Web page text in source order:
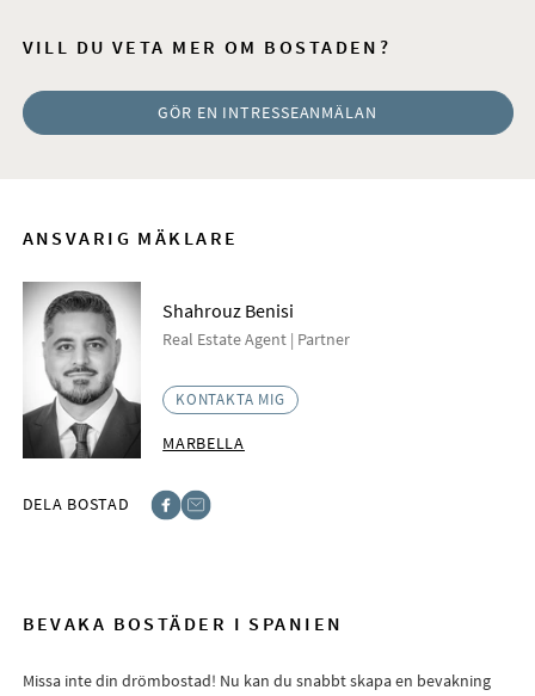
VILL DU VETA MER OM BOSTADEN?
GÖR EN INTRESSEANMÄLAN
ANSVARIG MÄKLARE
Shahrouz Benisi
Real Estate Agent | Partner
KONTAKTA MIG
MARBELLA
DELA BOSTAD
BEVAKA BOSTÄDER I SPANIEN
Missa inte din drömbostad! Nu kan du snabbt skapa en bevakning